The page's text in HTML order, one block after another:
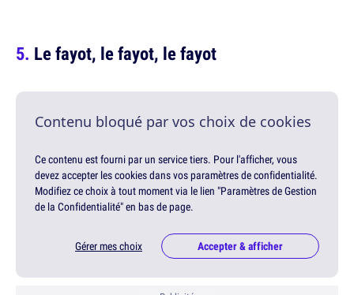
Le fayot, le fayot, le fayot
Contenu bloqué par vos choix de cookies
Ce contenu est fourni par un service tiers. Pour l'afficher, vous
devez accepter les cookies dans vos paramètres de confidentialité.
Modifiez ce choix à tout moment via le lien "Paramètres de Gestion
de la Confidentialité" en bas de page.
Gérer mes choix Accepter & afficher